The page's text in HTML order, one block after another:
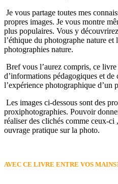
Je vous partage toutes mes
propres images. Je vous montre
plus populaires. Vous y
l’éthique du photographe nature et
photographies nature.
Bref vous l’aurez compris, ce
d’informations pédagogiques et de
l’expérience photographique d’un
Les images ci-dessous sont des
proxiphotographies. Pouvoir
réaliser des clichés comme ceux-ci
ouvrage pratique sur la photo.
AVEC CE LIVRE ENTRE VOS